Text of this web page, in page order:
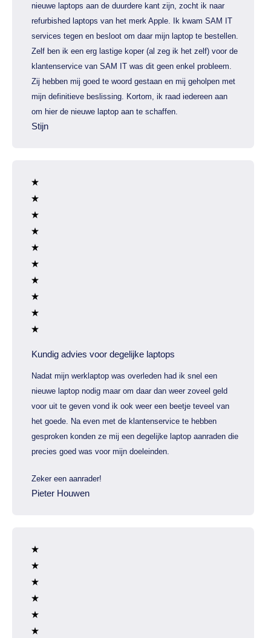
nieuwe laptops aan de duurdere kant zijn, zocht ik naar
refurbished laptops van het merk Apple. Ik kwam SAM IT
services tegen en besloot om daar mijn laptop te bestellen.
Zelf ben ik een erg lastige koper (al zeg ik het zelf) voor de
klantenservice van SAM IT was dit geen enkel probleem.
Zij hebben mij goed te woord gestaan en mij geholpen met
mijn definitieve beslissing. Kortom, ik raad iedereen aan
om hier de nieuwe laptop aan te schaffen.
Stijn
Kundig advies voor degelijke laptops
Nadat mijn werklaptop was overleden had ik snel een
nieuwe laptop nodig maar om daar dan weer zoveel geld
voor uit te geven vond ik ook weer een beetje teveel van
het goede. Na even met de klantenservice te hebben
gesproken konden ze mij een degelijke laptop aanraden die
precies goed was voor mijn doeleinden.
Zeker een aanrader!
Pieter Houwen